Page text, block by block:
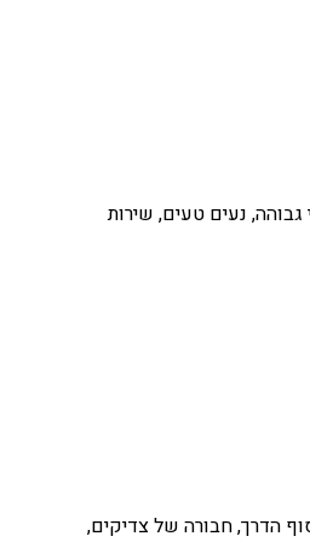
נעים טעים, שירות
הדרך, חבורה של צדיקים,